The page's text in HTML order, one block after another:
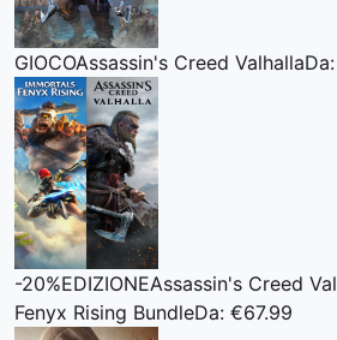
GIOCOAssassin's Creed Valhalla
-20%EDIZIONEAssassin's Creed
Fenyx Rising BundleDa: €67.99